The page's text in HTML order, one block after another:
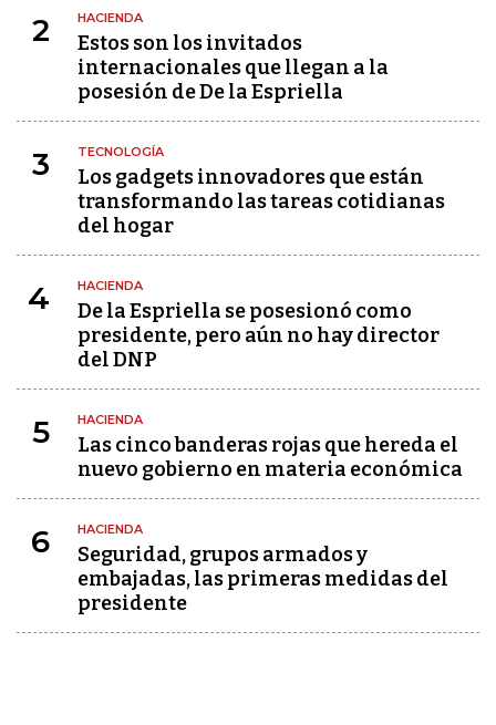
2 HACIENDA
Estos son los invitados
internacionales que llegan a la
posesión de De la Espriella
3 TECNOLOGÍA
Los gadgets innovadores que están
transformando las tareas cotidianas
del hogar
4 HACIENDA
De la Espriella se posesionó como
presidente, pero aún no hay director
del DNP
5 HACIENDA
Las cinco banderas rojas que hereda el
nuevo gobierno en materia económica
6 HACIENDA
Seguridad, grupos armados y
embajadas, las primeras medidas del
presidente